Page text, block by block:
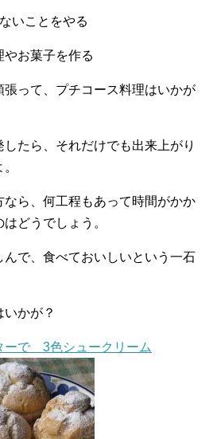
いことをやる
お菓子を作る
って、プチコース料理はいかが
たら、それだけでも出来上がり
ら、何工程もあって時間がかか
どうでしょう。
で、食べておいしいという一石
かが？
ーで 3色シュークリーム